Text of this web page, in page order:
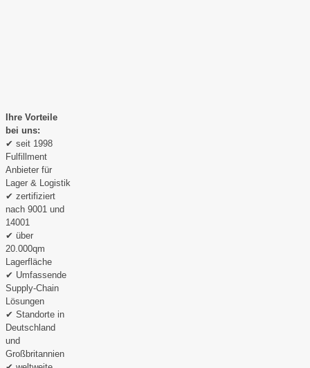
Ihre Vorteile
bei uns:
✔ seit 1998
Fulfillment
Anbieter für
Lager & Logistik
✔ zertifiziert
nach 9001 und
14001
✔ über
20.000qm
Lagerfläche
✔ Umfassende
Supply-Chain
Lösungen
✔ Standorte in
Deutschland
und
Großbritannien